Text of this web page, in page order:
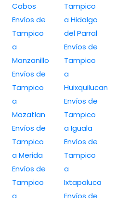
Cabos
Envíos de
Tampico
a
Manzanillo
Envíos de
Tampico
a
Mazatlan
Envíos de
Tampico
a Merida
Envíos de
Tampico
a
Tampico
a Hidalgo
del Parral
Envíos de
Tampico
a
Huixquilucan
Envíos de
Tampico
a Iguala
Envíos de
Tampico
a
Ixtapaluca
Envíos de